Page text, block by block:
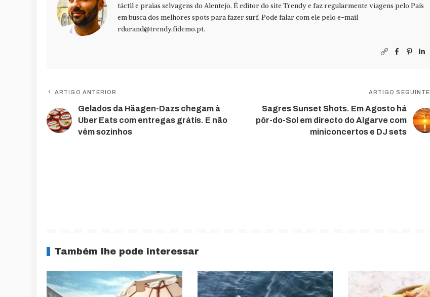
táctil e praias selvagens do Alentejo. É editor do site Trendy e faz regularmente viagens pelo País
em busca dos melhores spots para fazer surf. Pode falar com ele pelo e-mail
rdurand@trendy.fidemo.pt.
ARTIGO ANTERIOR
Gelados da Häagen-Dazs chegam à
Uber Eats com entregas grátis. E não
vêm sozinhos
ARTIGO SEGUINTE
Sagres Sunset Shots. Em Agosto há
pôr-do-Sol em directo do Algarve com
miniconcertos e DJ sets
Também lhe pode interessar